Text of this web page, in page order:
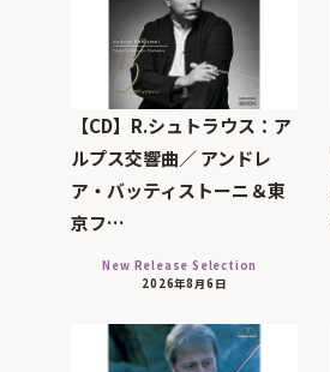
【CD】R.シュトラウス：ア
ルプス交響曲／ アンドレ
ア・バッティストーニ＆東
京フ…
New Release Selection
2026年8月6日